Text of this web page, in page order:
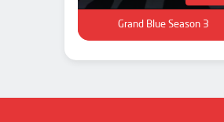
Grand Blue Season 3